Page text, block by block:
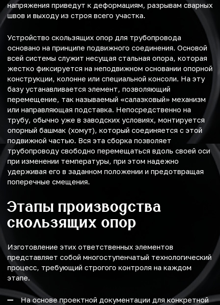
напряжения приведут к деформациям, разрывам сварных
швов и выходу из строя всего участка.
Устройство скользящих опор для трубопровода
основано на принципе подвижного соединения. Основой
всей системы служит несущая стальная опора, которая
жестко фиксируется на неподвижном основании опорной
конструкции, колонне или специальной консоли. На эту
базу устанавливается элемент, позволяющий
перемещение, так называемый «салазковый» механизм
или направляющая подставка. Непосредственно на
трубу, обычно уже в заводских условиях, монтируется
опорный башмак (хомут), который соединяется с этой
подвижной частью. Вся эта сборка позволяет
трубопроводу свободно перемещаться вдоль своей оси
при изменении температуры, при этом надежно
удерживая его в заданном положении и предотвращая
поперечные смещения.
Этапы производства
скользящих опор
Изготовление этих ответственных элементов
представляет собой многоступенчатый технологический
процесс, требующий строгого контроля на каждом
этапе.
На основе проектной документации для конкретной